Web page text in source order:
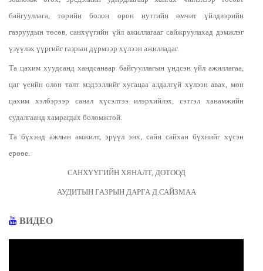
байгууллага, төрийн болон орон нутгийн өмчит үйлдвэрийн
газруудын төсөв, санхүүгийн үйл ажиллагааг сайжруулахад дэмжлэг
үзүүлэх үүргийг газрын дүрмээр хүлээн ажилладаг.
Та цахим хуудсанд хандсанаар байгууллагын үндсэн үйл ажиллагаа,
цаг үеийн олон талт мэдээллийг хугацаа алдалгүй хүлээн авах, мөн
цахим хэлбэрээр санал хүсэлтээ илэрхийлэх, сэтгэл ханамжийн
судалгаанд хамрагдах боломжтой.
Та бүхэнд ажлын амжилт, эрүүл энх, сайн сайхан бүхнийг хүсэн
ерөөе.
САНХҮҮГИЙН ХЯНАЛТ, ДОТООД
АУДИТЫН ГАЗРЫН ДАРГА Д.САЙЗМАА
ВИДЕО